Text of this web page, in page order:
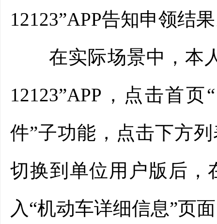
12123”APP告知申领结
在实际场景中，本人
12123”APP，点击首
件”子功能，点击下方
切换到单位用户版后，
入“机动车详细信息”页